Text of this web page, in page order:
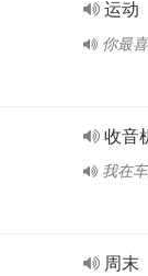
运动
你最
收音
我在
周末